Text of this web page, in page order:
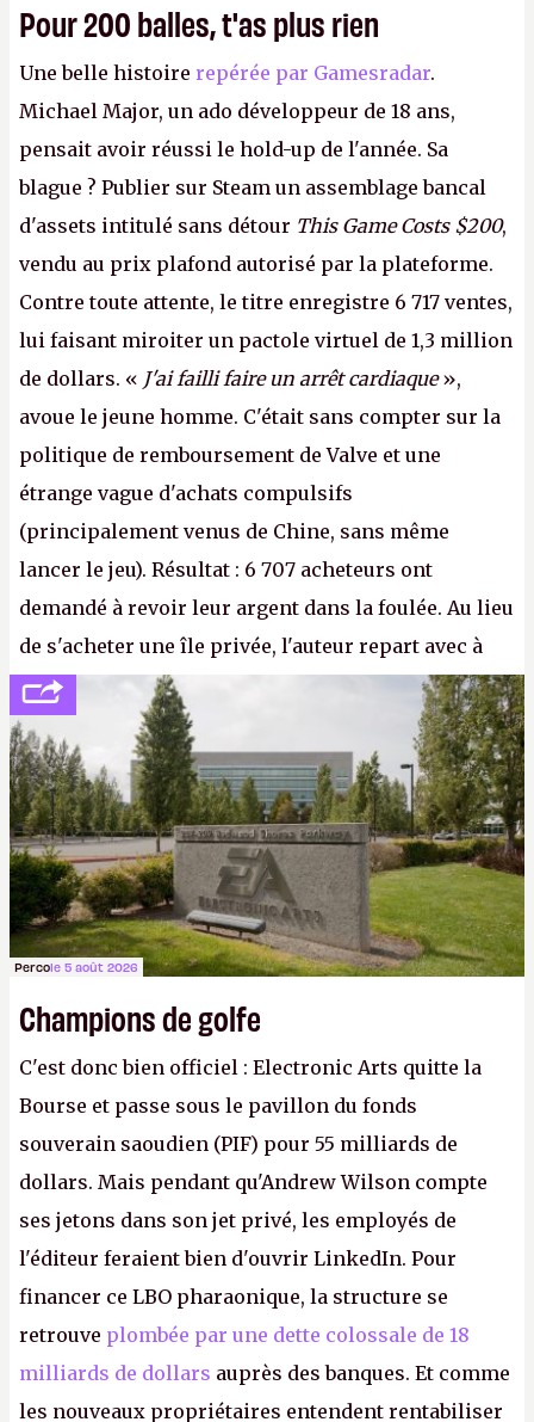
Pour 200 balles, t'as plus rien
Une belle histoire repérée par Gamesradar.
Michael Major, un ado développeur de 18 ans,
pensait avoir réussi le hold-up de l'année. Sa
blague ? Publier sur Steam un assemblage bancal
d'assets intitulé sans détour This Game Costs $200,
vendu au prix plafond autorisé par la plateforme.
Contre toute attente, le titre enregistre 6 717 ventes,
lui faisant miroiter un pactole virtuel de 1,3 million
de dollars. « J'ai failli faire un arrêt cardiaque»,
avoue le jeune homme. C'était sans compter sur la
politique de remboursement de Valve et une
étrange vague d'achats compulsifs
(principalement venus de Chine, sans même
lancer le jeu). Résultat : 6 707 acheteurs ont
demandé à revoir leur argent dans la foulée. Au lieu
de s'acheter une île privée, l'auteur repart avec à
peine 2 000 dollars en poche. C'est toujours plus
cher payé que le temps passé à dev, mais ça
apprendra aux petits malins qu'on ne braque pas
Gabe Newell aussi facilement.P.
Percole 5 août 2026
Champions de golfe
C'est donc bien officiel : Electronic Arts quitte la
Bourse et passe sous le pavillon du fonds
souverain saoudien (PIF) pour 55 milliards de
dollars. Mais pendant qu'Andrew Wilson compte
ses jetons dans son jet privé, les employés de
l'éditeur feraient bien d'ouvrir LinkedIn. Pour
financer ce LBO pharaonique, la structure se
retrouve plombée par une dette colossale de 18
milliards de dollars auprès des banques. Et comme
les nouveaux propriétaires entendent rentabiliser